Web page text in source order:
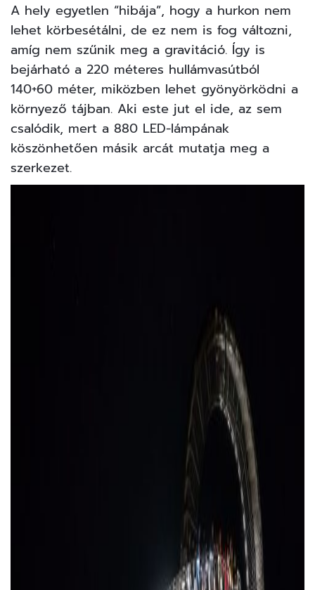
A hely egyetlen “hibája”, hogy a hurkon nem
lehet körbesétálni, de ez nem is fog változni,
amíg nem szűnik meg a gravitáció. Így is
bejárható a 220 méteres hullámvasútból
140+60 méter, miközben lehet gyönyörködni a
környező tájban. Aki este jut el ide, az sem
csalódik, mert a 880 LED-lámpának
köszönhetően másik arcát mutatja meg a
szerkezet.